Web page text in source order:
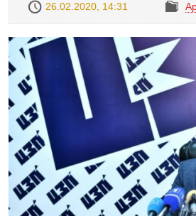
26.02.2020, 14:31